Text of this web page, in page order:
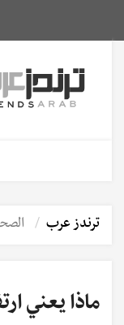
ترندز عرب
ماذا يعني